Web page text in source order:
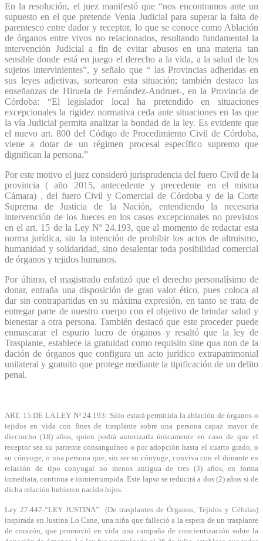
En la resolución, el juez manifestó que “nos encontramos ante un
supuesto en el que pretende Venia Judicial para superar la falta de
parentesco entre dador y receptor, lo que se conoce como Ablación
de órganos entre vivos no relacionados, resultando fundamental la
intervención Judicial a fin de evitar abusos en una materia tan
sensible donde está en juego el derecho a la vida, a la salud de los
sujetos intervinientes”, y señalo que “ las Provincias adheridas en
sus leyes adjetivas, sortearon esta situación; también destaco las
enseñanzas de Hiruela de Fernández-Andruet-, en la Provincia de
Córdoba: “El legislador local ha pretendido en situaciones
excepcionales la rigidez normativa ceda ante situaciones en las que
la vía Judicial permita analizar la bondad de la ley. Es evidente que
el nuevo art. 800 del Código de Procedimiento Civil de Córdoba,
viene a dotar de un régimen procesal específico supremo que
dignifican la persona.”
Por este motivo el juez consideró jurisprudencia del fuero Civil de la
provincia ( año 2015, antecedente y precedente en el misma
Cámara) , del fuero Civil y Comercial de Córdoba y de la Corte
Suprema de Justicia de la Nación, entendiendo la necesaria
intervención de los Jueces en los casos excepcionales no previstos
en el art. 15 de la Ley Nº 24.193, que al momento de redactar esta
norma jurídica, sin la intención de prohibir los actos de altruismo,
humanidad y solidaridad, sino desalentar toda posibilidad comercial
de órganos y tejidos humanos.
Por último, el magistrado enfatizó que el derecho personalísimo de
donar, entraña una disposición de gran valor ético, pues coloca al
dar sin contrapartidas en su máxima expresión, en tanto se trata de
entregar parte de nuestro cuerpo con el objetivo de brindar salud y
bienestar a otra persona. También destacó que este proceder puede
enmascarar el espurio lucro de órganos y resaltó que la ley de
Trasplante, establece la gratuidad como requisito sine qua non de la
dación de órganos que configura un acto jurídico extrapatrimonial
unilateral y gratuito que protege mediante la tipificación de un delito
penal.
ART. 15 DE LA LEY Nº 24.193: Sólo estará permitida la ablación de órganos o
tejidos en vida con fines de trasplante sobre una persona capaz mayor de
dieciocho (18) años, quien podrá autorizarla únicamente en caso de que el
receptor sea su pariente consanguíneo o por adopción hasta el cuarto grado, o
su cónyuge, o una persona que, sin ser su cónyuge, conviva con el donante en
relación de tipo conyugal no menos antigua de tres (3) años, en forma
inmediata, continua e ininterrumpida. Este lapso se reducirá a dos (2) años si de
dicha relación hubieren nacido hijos.
Ley 27.447-“LEY JUSTINA”: (De trasplantes de Órganos, Tejidos y Células)
inspirada en Justina Lo Cane, una niña que falleció a la espera de un trasplante
de corazón, que promovió en vida una campaña de concientización sobre la